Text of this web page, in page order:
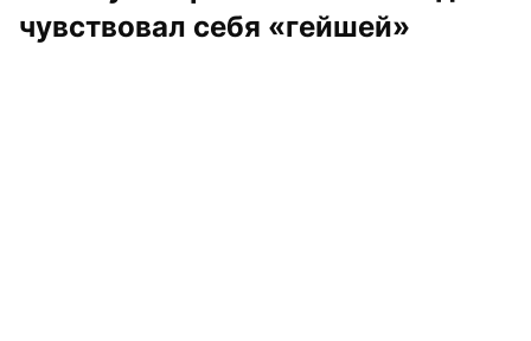
чувствовал себя «гейшей»